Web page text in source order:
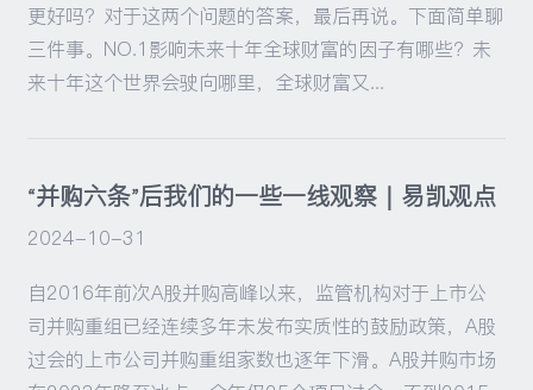
更好吗？对于这两个问题的答案，最后再说。下面简单聊
三件事。NO.1影响未来十年全球财富的因子有哪些？未
来十年这个世界会驶向哪里，全球财富又...
“并购六条”后我们的一些一线观察｜易凯观点
2024-10-31
自2016年前次A股并购高峰以来，监管机构对于上市公
司并购重组已经连续多年未发布实质性的鼓励政策，A股
过会的上市公司并购重组家数也逐年下滑。A股并购市场